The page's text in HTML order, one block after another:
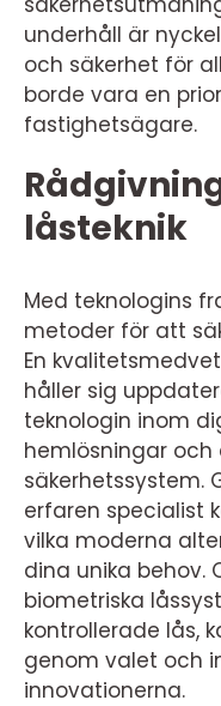
underhåll är
och säkerhet för
borde vara en
fastighetsägare.
låsteknik
Med teknologins
metoder för att
En
håller sig
teknologin inom
hemlösningar
säkerhetssystem.
erfaren specialist
vilka moderna
dina unika behov.
biometriska
kontrollerade lås,
genom valet och
innovationerna.